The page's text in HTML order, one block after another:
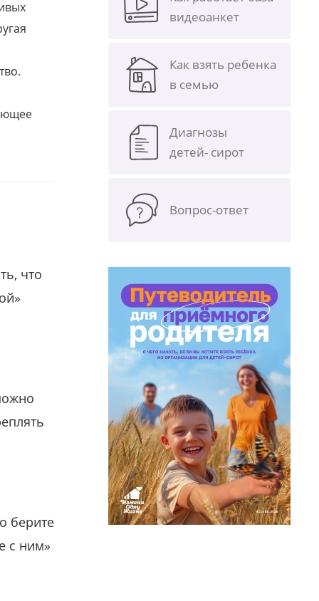
что
берите
с ним»
видеоанкет
Как взять ребенка
в семью
Диагнозы
детей- сирот
Вопрос-ответ